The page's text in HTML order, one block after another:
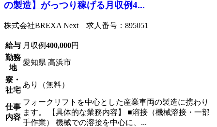
の製造】がっつり稼げる月収例4...
株式会社BREXA Next 求人番号：895051
給与 月収例400,000円
勤務
地
愛知県 高浜市
寮・
社宅
あり（無料）
仕事
内容
フォークリフトを中心とした産業車両の製造に携わり
ます。 【具体的な業務内容】 ■溶接（機械溶接・一部
手作業） 機械での溶接を中心に、...